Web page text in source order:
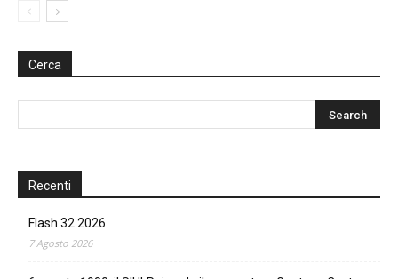
Cerca
Recenti
Flash 32 2026
7 Agosto 2026